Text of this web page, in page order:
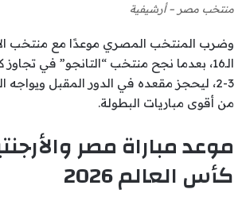
منتخب مصر – أرشيفية
وضرب المنتخب المصري موعدًا مع منتخب
الـ16، بعدما نجح منتخب “التانجو” في
3-2، ليحجز مقعده في الدور المقبل ويواجه
من أقوى مباريات البطولة.
موعد مباراة مصر
كأس العالم 2026